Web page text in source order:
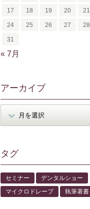
17 18 19 20 21
24 25 26 27 28
31
« 7月
アーカイブ
タグ
セミナー
デンタルショー
マイクロドレープ
執筆著書